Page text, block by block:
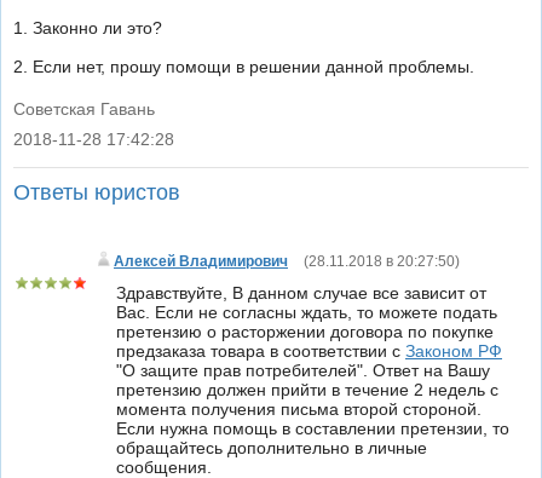
1. Законно ли это?
2. Если нет, прошу помощи в решении данной проблемы.
Советская Гавань
|
2018-11-28 17:42:28
Ответы юристов
Алексей Владимирович (28.11.2018 в 20:27:50)
Здравствуйте, В данном случае все зависит от
Вас. Если не согласны ждать, то можете подать
претензию о расторжении договора по покупке
предзаказа товара в соответствии с Законом РФ
"О защите прав потребителей". Ответ на Вашу
претензию должен прийти в течение 2 недель с
момента получения письма второй стороной.
Если нужна помощь в составлении претензии, то
обращайтесь дополнительно в личные
сообщения.